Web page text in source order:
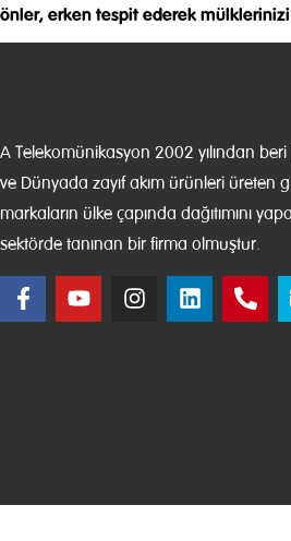
önler, erken tespit ederek
A Telekomünikasyon 2002 yılından beri
ve Dünyada zayıf akım ürünleri üreten
markaların ülke çapında dağıtımını
sektörde tanınan bir firma olmuştur.